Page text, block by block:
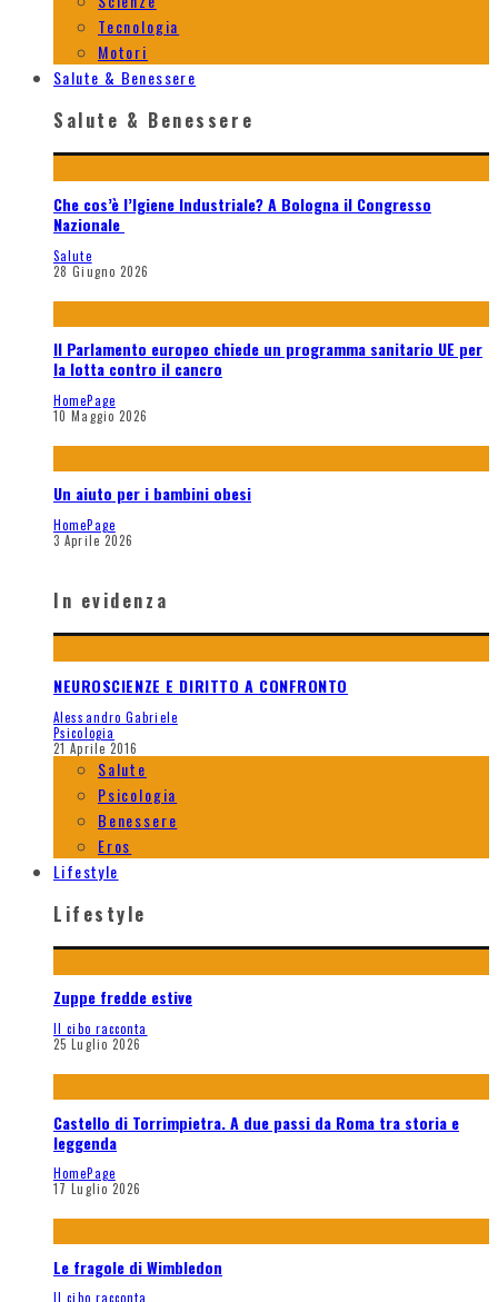
Tecnologia
Motori
Salute & Benessere
Salute & Benessere
Che cos’è l’Igiene Industriale? A Bologna il Congresso
Nazionale
Salute
28 Giugno 2026
Il Parlamento europeo chiede un programma sanitario UE per
la lotta contro il cancro
HomePage
10 Maggio 2026
Un aiuto per i bambini obesi
HomePage
3 Aprile 2026
In evidenza
NEUROSCIENZE E DIRITTO A CONFRONTO
Alessandro Gabriele
Psicologia
21 Aprile 2016
Salute
Psicologia
Benessere
Eros
Lifestyle
Lifestyle
Zuppe fredde estive
Il cibo racconta
25 Luglio 2026
Castello di Torrimpietra. A due passi da Roma tra storia e
leggenda
HomePage
17 Luglio 2026
Le fragole di Wimbledon
Il cibo racconta